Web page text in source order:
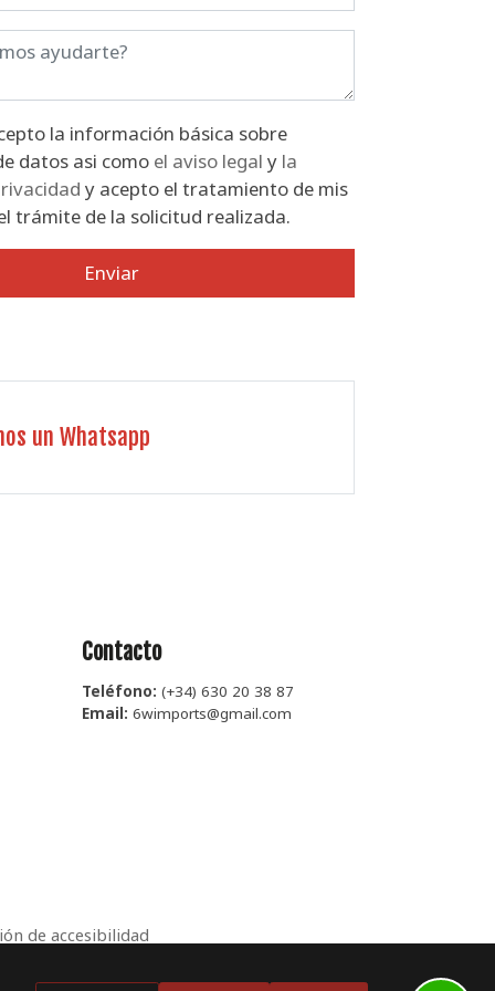
sobre
protección de datos asi como el aviso legal y la
y acepto el tratamiento de mis
trámite de la solicitud realizada.
Enviar
un Whatsapp
Contacto
Teléfono: (+34) 630 20 38 87
Email: 6wimports@gmail.com
de accesibilidad